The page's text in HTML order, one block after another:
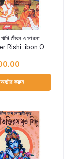
to cart
ঋষি জীবন ও সাধনা
Rishi Jibon O
অর্ডার করুন